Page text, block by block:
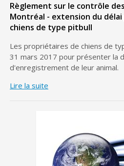
Règlement sur le contrôle
Montréal - extension du
chiens de type pitbull
Les propriétaires de chiens de
31 mars 2017 pour présenter la
d'enregistrement de leur animal.
Lire la suite